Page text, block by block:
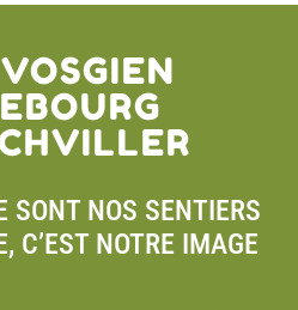
SONT NOS SENTIERS
C’EST NOTRE IMAGE